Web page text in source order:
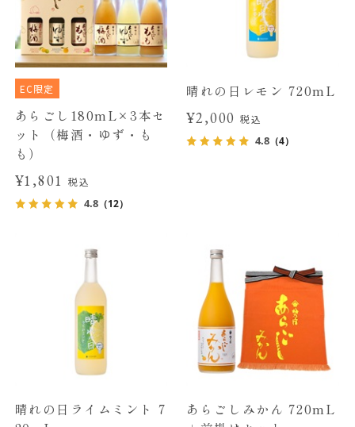
EC限定
あらごし180mL×3本セ
ット（梅酒・ゆず・も
も）
¥1,801税込
4.8（12）
晴れの日レモン 720mL
¥2,000 税込
4.8 （4）
晴れの日ライムミント 7
あらごしみかん 720mL